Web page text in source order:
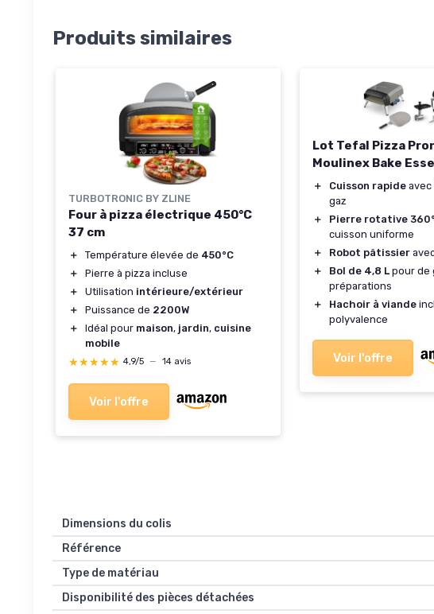
Produits similaires
TURBOTRONIC BY ZLINE
Four à pizza électrique 450°C
37 cm
＋ Température élevée de 450°C
＋
Pierre à pizza incluse
＋
Utilisation intérieure/extérieur
＋
Puissance de 2200W
＋
Idéal pour maison, jardin, cuisine
mobile
★★★★★
★★★★★ 4,9/5 — 14 avis
Voir l'offre
Lot Tefal Pizza
Moulinex Bake
＋ Cuisson rapide avec
gaz
＋
Pierre rotative 360°
cuisson uniforme
＋
Robot pâtissier
＋
Bol de 4,8 L pour de
préparations
＋
Hachoir à viande
polyvalence
Voir l'offre
Dimensions du colis
Référence
Type de matériau
Disponibilité des pièces détachées